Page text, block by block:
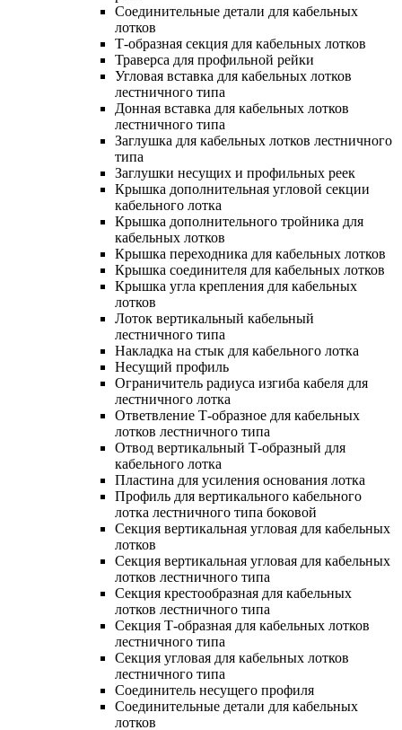
Соединительные детали для кабельных
лотков
Т-образная секция для кабельных лотков
Траверса для профильной рейки
Угловая вставка для кабельных лотков
лестничного типа
Донная вставка для кабельных лотков
лестничного типа
Заглушка для кабельных лотков лестничного
типа
Заглушки несущих и профильных реек
Крышка дополнительная угловой секции
кабельного лотка
Крышка дополнительного тройника для
кабельных лотков
Крышка переходника для кабельных лотков
Крышка соединителя для кабельных лотков
Крышка угла крепления для кабельных
лотков
Лоток вертикальный кабельный
лестничного типа
Накладка на стык для кабельного лотка
Несущий профиль
Ограничитель радиуса изгиба кабеля для
лестничного лотка
Ответвление Т-образное для кабельных
лотков лестничного типа
Отвод вертикальный Т-образный для
кабельного лотка
Пластина для усиления основания лотка
Профиль для вертикального кабельного
лотка лестничного типа боковой
Секция вертикальная угловая для кабельных
лотков
Секция вертикальная угловая для кабельных
лотков лестничного типа
Секция крестообразная для кабельных
лотков лестничного типа
Секция Т-образная для кабельных лотков
лестничного типа
Секция угловая для кабельных лотков
лестничного типа
Соединитель несущего профиля
Соединительные детали для кабельных
лотков